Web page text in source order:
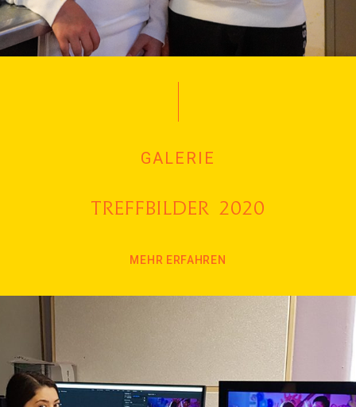
GALERIE
Treffbilder 2020
MEHR ERFAHREN